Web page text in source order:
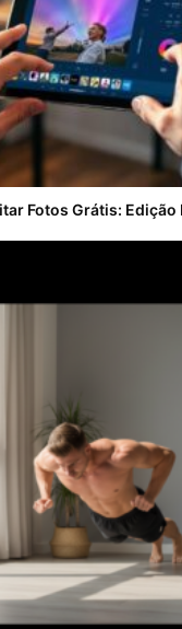
Fotos Grátis: